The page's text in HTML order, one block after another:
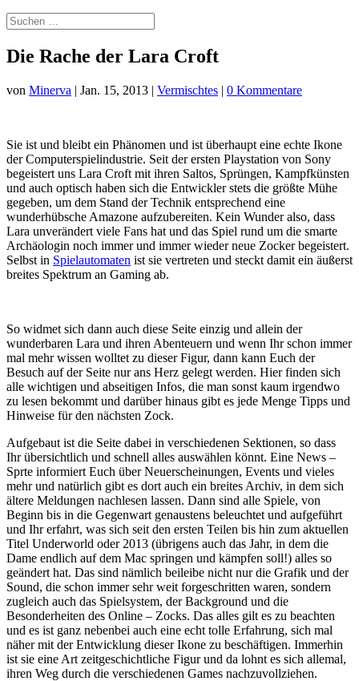
Die Rache der Lara Croft
von Minerva | Jan. 15, 2013 | Vermischtes | 0 Kommentare
Sie ist und bleibt ein Phänomen und ist überhaupt eine echte Ikone
der Computerspielindustrie. Seit der ersten Playstation von Sony
begeistert uns Lara Croft mit ihren Saltos, Sprüngen, Kampfkünsten
und auch optisch haben sich die Entwickler stets die größte Mühe
gegeben, um dem Stand der Technik entsprechend eine
wunderhübsche Amazone aufzubereiten. Kein Wunder also, dass
Lara unverändert viele Fans hat und das Spiel rund um die smarte
Archäologin noch immer und immer wieder neue Zocker begeistert.
Selbst in Spielautomaten ist sie vertreten und steckt damit ein äußerst
breites Spektrum an Gaming ab.
So widmet sich dann auch diese Seite einzig und allein der
wunderbaren Lara und ihren Abenteuern und wenn Ihr schon immer
mal mehr wissen wolltet zu dieser Figur, dann kann Euch der
Besuch auf der Seite nur ans Herz gelegt werden. Hier finden sich
alle wichtigen und abseitigen Infos, die man sonst kaum irgendwo
zu lesen bekommt und darüber hinaus gibt es jede Menge Tipps und
Hinweise für den nächsten Zock.
Aufgebaut ist die Seite dabei in verschiedenen Sektionen, so dass
Ihr übersichtlich und schnell alles auswählen könnt. Eine News –
Sprte informiert Euch über Neuerscheinungen, Events und vieles
mehr und natürlich gibt es dort auch ein breites Archiv, in dem sich
ältere Meldungen nachlesen lassen. Dann sind alle Spiele, von
Beginn bis in die Gegenwart genaustens beleuchtet und aufgeführt
und Ihr erfahrt, was sich seit den ersten Teilen bis hin zum aktuellen
Titel Underworld oder 2013 (übrigens auch das Jahr, in dem die
Dame endlich auf dem Mac springen und kämpfen soll!) alles so
geändert hat. Das sind nämlich beileibe nicht nur die Grafik und der
Sound, die schon immer sehr weit forgeschritten waren, sondern
zugleich auch das Spielsystem, der Background und die
Besonderheiten des Online – Zocks. Das alles gilt es zu beachten
und es ist ganz nebenbei auch eine echt tolle Erfahrung, sich mal
näher mit der Entwicklung dieser Ikone zu beschäftigen. Immerhin
ist sie eine Art zeitgeschichtliche Figur und da lohnt es sich allemal,
ihren Weg durch die verschiedenen Games nachzuvollziehen.